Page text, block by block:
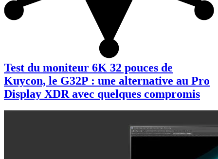
Test du moniteur 6K 32 pouces de
Kuycon, le G32P : une alternative au Pro
Display XDR avec quelques compromis